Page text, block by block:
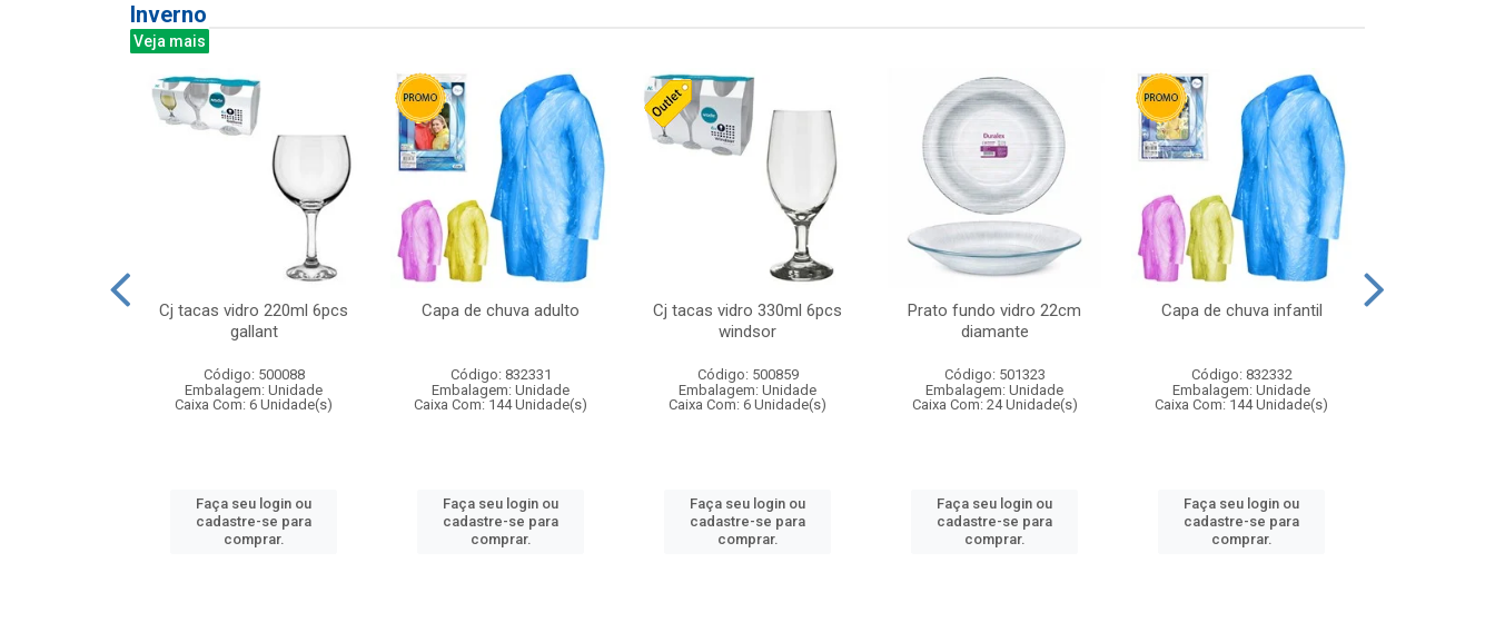
Inverno
Veja mais
Cj tacas vidro 220ml 6pcs
gallant
Código: 500088
Embalagem: Unidade
Caixa Com: 6 Unidade(s)
Faça seu login ou
cadastre-se para
comprar.
Capa de chuva adulto
Código: 832331
Embalagem: Unidade
Caixa Com: 144 Unidade(s)
Faça seu login ou
cadastre-se para
comprar.
Cj tacas vidro 330ml 6pcs
windsor
Código: 500859
Embalagem: Unidade
Caixa Com: 6 Unidade(s)
Faça seu login ou
cadastre-se para
comprar.
Prato fundo vidro 22cm
diamante
Código: 501323
Embalagem: Unidade
Caixa Com: 24 Unidade(s)
Faça seu login ou
cadastre-se para
comprar.
Capa de chuva infantil
Código: 832332
Embalagem: Unidade
Caixa Com: 144 Unidade(s)
Faça seu login ou
cadastre-se para
comprar.